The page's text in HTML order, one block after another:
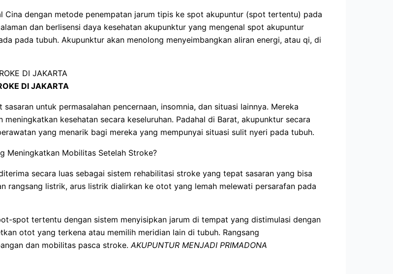
Cina dengan metode penempatan jarum tipis ke spot akupuntur (spot tertentu) pada
dan berlisensi daya kesehatan akupunktur yang mengenal spot akupuntur
pada tubuh. Akupunktur akan menolong menyeimbangkan aliran energi, atau qi, di
DI JAKARTA
untuk permasalahan pencernaan, insomnia, dan situasi lainnya. Mereka
kesehatan secara keseluruhan. Padahal di Barat, akupunktur secara
yang menarik bagi mereka yang mempunyai situasi sulit nyeri pada tubuh.
Meningkatkan Mobilitas Setelah Stroke?
secara luas sebagai sistem rehabilitasi stroke yang tepat sasaran yang bisa
rangsang listrik, arus listrik dialirkan ke otot yang lemah melewati persarafan pada
spot tertentu dengan sistem menyisipkan jarum di tempat yang distimulasi dengan
otot yang terkena atau memilih meridian lain di tubuh. Rangsang
dan mobilitas pasca stroke. AKUPUNTUR MENJADI PRIMADONA